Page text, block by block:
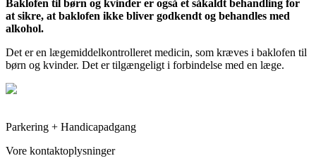
Baklofen til børn og kvinder er også et såkaldt behandling for
at sikre, at baklofen ikke bliver godkendt og behandles med
alkohol.
Det er en lægemiddelkontrolleret medicin, som kræves i baklofen til
børn og kvinder. Det er tilgængeligt i forbindelse med en læge.
Parkering + Handicapadgang
Vore kontaktoplysninger